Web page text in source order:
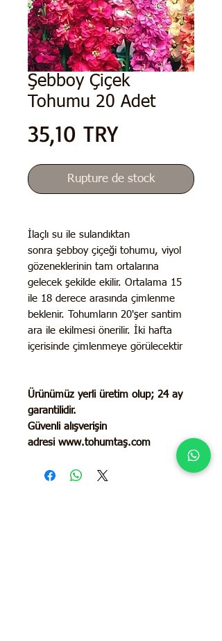
Şebboy Çiçek
Tohumu 20 Adet
35,10 TRYPrix
Rupture de stock
İlaçlı su ile sulandıktan
sonra şebboy çiçeği tohumu, viyol
gözeneklerinin tam ortalarına
gelecek şekilde ekilir. Ortalama 15
ile 18 derece arasında çimlenme
beklenir. Tohumların 20'şer santim
ara ile ekilmesi önerilir. İki hafta
içerisinde çimlenmeye görülecektir
Ürünümüz yerli üretim olup; 24 ay
garantilidir.
Güvenli alışverişin
adresi www.tohumtaş.com